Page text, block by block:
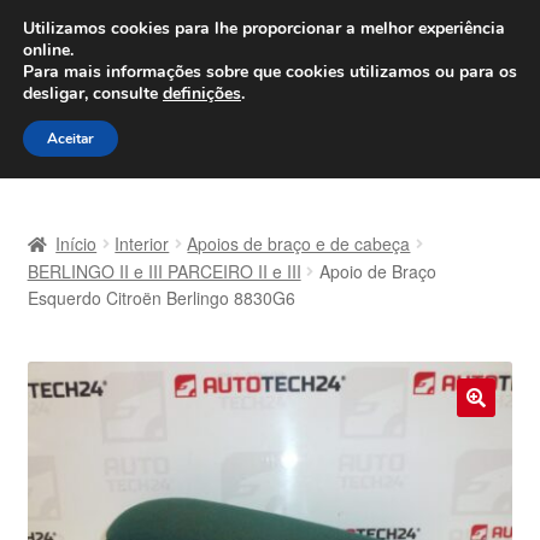
ENVIO a partir de 7 EUR
Seg-Sex, das 9h às 16h800 500 967
Ir
para
a
Saltar
para
o
Carrinho
Contato
Minha conta
Início Interior
Apoios de braço e de cabeça
BERLINGO II e III PARCEIRO II e III
Apoio de Braço
Esquerdo Citroën Berlingo 8830G6
Utilizamos cookies para lhe proporcionar a melhor experiência
online.
Para mais informações sobre que cookies utilizamos ou para os
desligar, consulte definições.
Aceitar